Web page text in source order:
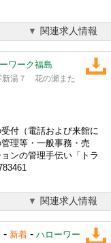
関連求人情報
ワーク福島
新湯７ 花の瀬また
付（電話および来館に
理等・一般事務・売
ンの管理手伝い「トラ
関連求人情報
- 新着 - ハローワー